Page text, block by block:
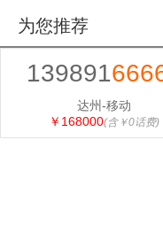
为您推荐
139891
达州-移动
￥168000(含￥0话费)